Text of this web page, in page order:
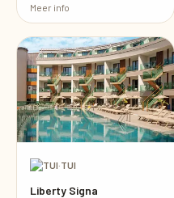
Meer info
·TUI
Liberty Signa